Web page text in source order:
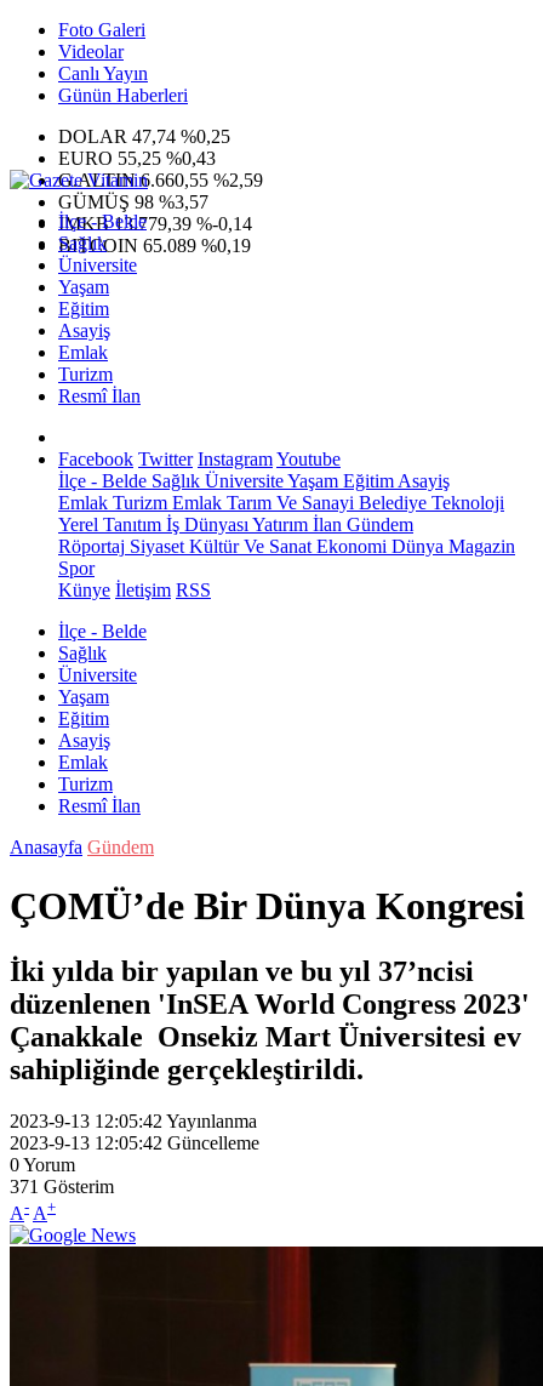
Foto Galeri
Videolar
Canlı Yayın
Günün Haberleri
DOLAR 47,74 %0,25
EURO 55,25 %0,43
G.ALTIN6.660,55 %2,59
GÜMÜŞ 98 %3,57
IMKB13.779,39 %-0,14
BITCOIN 65.089 %0,19
İlçe - Belde
Sağlık
Üniversite
Yaşam
Eğitim
Asayiş
Emlak
Turizm
Resmî İlan
Facebook Twitter InstagramYoutube
İlçe - Belde Sağlık ÜniversiteYaşam Eğitim Asayiş
Emlak Turizm Emlak Tarım Ve Sanayi Belediye Teknoloji
Yerel Tanıtım İş Dünyası Yatırım İlan Gündem
Röportaj Siyaset Kültür Ve Sanat Ekonomi Dünya Magazin
Spor
Künye İletişim RSS
İlçe - Belde
Sağlık
Üniversite
Yaşam
Eğitim
Asayiş
Emlak
Turizm
Resmî İlan
Anasayfa Gündem
ÇOMÜ’de Bir Dünya Kongresi
İki yılda bir yapılan ve bu yıl 37’ncisi
düzenlenen 'InSEA World Congress 2023'
Çanakkale Onsekiz Mart Üniversitesi ev
sahipliğinde gerçekleştirildi.
2023-9-13 12:05:42 Yayınlanma
2023-9-13 12:05:42 Güncelleme
0Yorum
371 Gösterim
A- A+